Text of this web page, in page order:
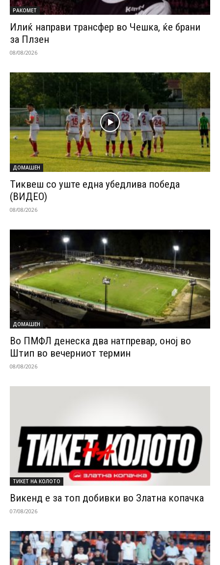
РАКОМЕТ
Илиќ направи трансфер во Чешка, ќе брани
за Плзен
08/08/2026
ДОМАШЕН
Тиквеш со уште една убедлива победа
(ВИДЕО)
08/08/2026
ДОМАШЕН
Во ПМФЛ денеска два натпревар, оној во
Штип во вечерниот термин
08/08/2026
ТИКЕТ НА КОЛОТО
Викенд е за топ добивки во Златна копачка
07/08/2026